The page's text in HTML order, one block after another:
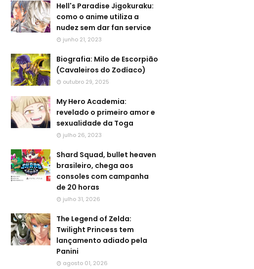
Hell's Paradise Jigokuraku:
como o anime utiliza a
nudez sem dar fan service
junho 21, 2023
Biografia: Milo de Escorpião
(Cavaleiros do Zodíaco)
outubro 29, 2025
My Hero Academia:
revelado o primeiro amor e
sexualidade da Toga
julho 26, 2023
Shard Squad, bullet heaven
brasileiro, chega aos
consoles com campanha
de 20 horas
julho 31, 2026
The Legend of Zelda:
Twilight Princess tem
lançamento adiado pela
Panini
agosto 01, 2026